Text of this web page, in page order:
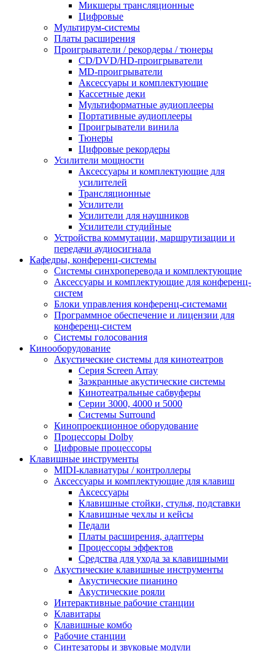
Микшеры трансляционные
Цифровые
Мультирум-системы
Платы расширения
Проигрыватели / рекордеры / тюнеры
CD/DVD/HD-проигрыватели
MD-проигрыватели
Аксессуары и комплектующие
Кассетные деки
Мультиформатные аудиоплееры
Портативные аудиоплееры
Проигрыватели винила
Тюнеры
Цифровые рекордеры
Усилители мощности
Аксессуары и комплектующие для
усилителей
Трансляционные
Усилители
Усилители для наушников
Усилители студийные
Устройства коммутации, маршрутизации и
передачи аудиосигнала
Кафедры, конференц-системы
Cистемы синхроперевода и комплектующие
Аксессуары и комплектующие для конференц-
систем
Блоки управления конференц-системами
Программное обеспечение и лицензии для
конференц-систем
Системы голосования
Кинооборудование
Акустические системы для кинотеатров
Cерия Screen Array
Заэкранные акустические системы
Кинотеатральные сабвуферы
Серии 3000, 4000 и 5000
Системы Surround
Кинопроекционное оборудование
Процессоры Dolby
Цифровые процессоры
Клавишные инструменты
MIDI-клавиатуры / контроллеры
Аксессуары и комплектующие для клавиш
Аксессуары
Клавишные стойки, стулья, подставки
Клавишные чехлы и кейсы
Педали
Платы расширения, адаптеры
Процессоры эффектов
Средства для ухода за клавишными
Акустические клавишные инструменты
Акустические пианино
Акустические рояли
Интерактивные рабочие станции
Клавитары
Клавишные комбо
Рабочие станции
Синтезаторы и звуковые модули